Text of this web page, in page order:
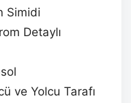
Simidi
Detaylı
ve Yolcu Tarafı